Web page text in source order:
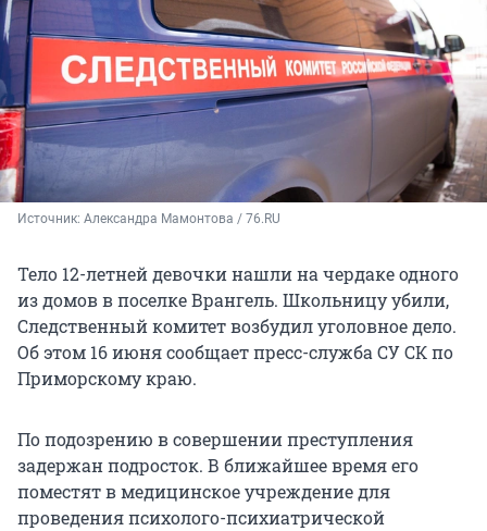
Источник: Александра Мамонтова / 76.RU
Тело 12-летней девочки нашли на чердаке одного
из домов в поселке Врангель. Школьницу убили,
Следственный комитет возбудил уголовное дело.
Об этом 16 июня сообщает пресс-служба СУ СК по
Приморскому краю.
По подозрению в совершении преступления
задержан подросток. В ближайшее время его
поместят в медицинское учреждение для
проведения психолого-психиатрической